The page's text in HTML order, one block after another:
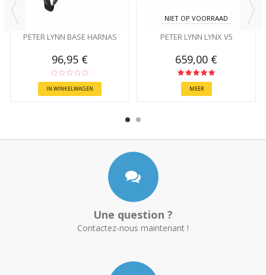
PETER LYNN BASE HARNAS
96,95 €
IN WINKELWAGEN
NIET OP VOORRAAD
PETER LYNN LYNX V5
659,00 €
MEER
Une question ?
Contactez-nous maintenant !